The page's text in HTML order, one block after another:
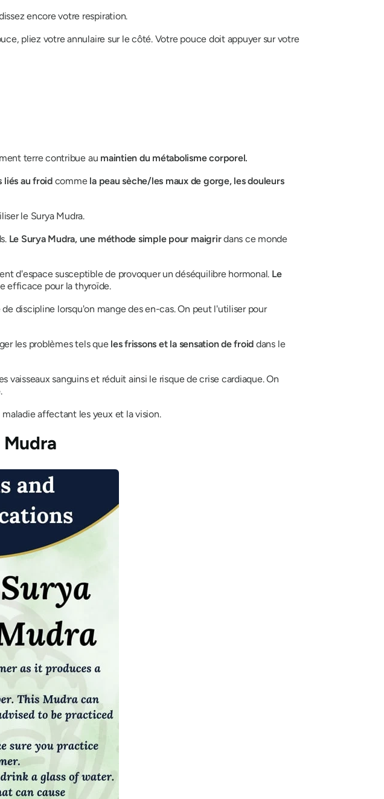
encore votre respiration.
pliez votre annulaire sur le côté. Votre pouce doit appuyer sur votre
terre contribue au maintien du métabolisme corporel.
liés au froidcomme la peau sèche/les maux de gorge, les douleurs
le Surya Mudra.
Le Surya Mudra, une méthode simple pour maigrirdans ce monde
d'espace susceptible de provoquer un déséquilibre hormonal. Le
efficace pour la thyroïde.
discipline lorsqu'on mange des en-cas. On peut l'utiliser pour
les problèmes tels que les frissons et la sensation de froid dans le
vaisseaux sanguins et réduit ainsi le risque de crise cardiaque. On
.
maladie affectant les yeux et la vision.
Mudra